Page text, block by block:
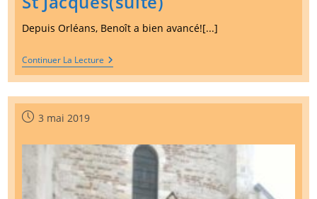
Depuis Orléans, Benoît a bien avancé![...]
Continuer La Lecture Un
Musicien
Sur
Le
Chemin
Publication
3 mai 2019